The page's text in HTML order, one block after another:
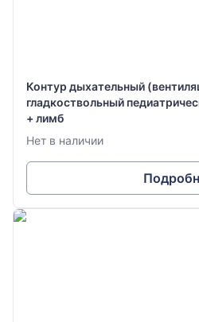
Контур дыхательный
гладкоствольный
+ лимб
Нет в наличии